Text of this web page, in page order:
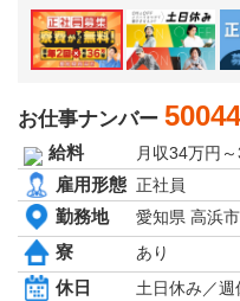
群馬県
埼玉県
千葉県
東北エリア
青森県
岩手県
秋田県
宮城県
山形県
福島県
北海道エリア
お仕事ナンバー
給料 月収34万円
雇用形態 正社員
勤務地 愛知県 高浜
寮 あり
休日 土日休み／週